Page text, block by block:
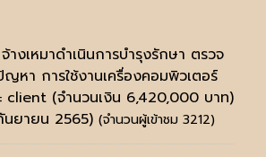
างเหมาดำเนินการบำรุงรักษา ตรวจ
หา การใช้งานเครื่องคอมพิวเตอร์
client (จำนวนเงิน 6,420,000 บาท)
นยายน 2565) (จำนวนผู้เข้าชม 3212)